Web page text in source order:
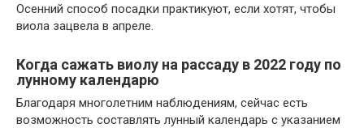
Осенний способ посадки практикуют, если хотят, чтобы
виола зацвела в апреле.
Когда сажать виолу на рассаду в 2022 году по
лунному календарю
Благодаря многолетним наблюдениям, сейчас есть
возможность составлять лунный календарь с указанием